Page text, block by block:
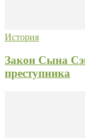
История
Закон Сына
преступника